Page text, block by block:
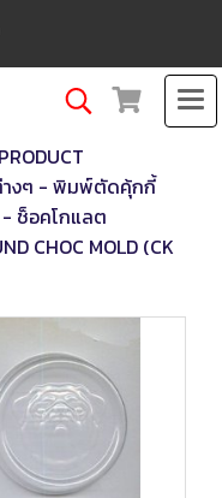
างๆ - พิมพ์ตัดคุ้กกี้
ช็อคโกแลต
CHOC MOLD (CK